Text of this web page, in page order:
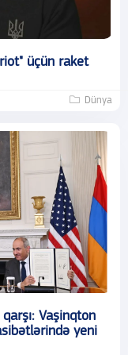
üçün raket
Dünya
Vaşinqton
yeni